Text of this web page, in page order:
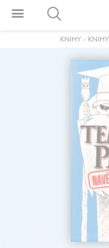
KNIHY-